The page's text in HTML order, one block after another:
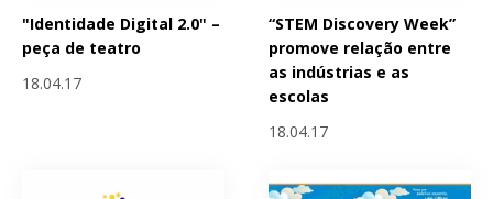
"Identidade Digital 2.0" –
peça de teatro
18.04.17
“STEM Discovery Week”
promove relação entre
as indústrias e as
escolas
18.04.17